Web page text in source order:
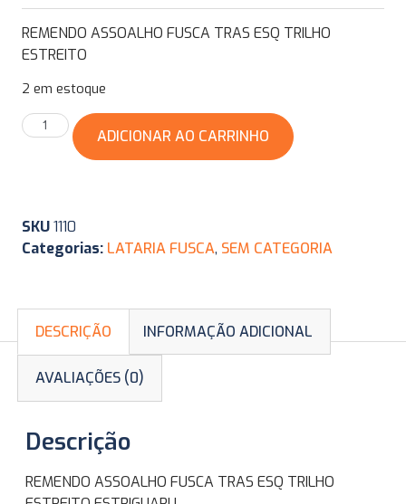
REMENDO ASSOALHO FUSCA TRAS ESQ TRILHO
ESTREITO
2 em estoque
ADICIONAR AO CARRINHO
SKU1110
Categorias: LATARIA FUSCA, SEM CATEGORIA
DESCRIÇÃO INFORMAÇÃO ADICIONAL
AVALIAÇÕES (0)
Descrição
REMENDO ASSOALHO FUSCA TRAS ESQ TRILHO